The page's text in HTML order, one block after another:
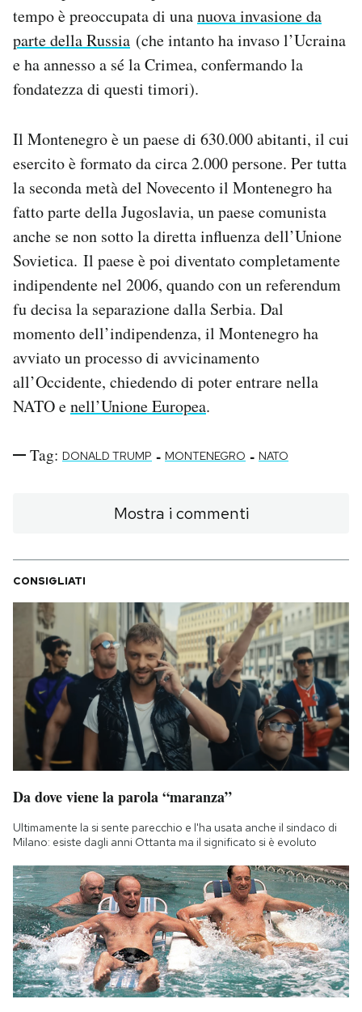
tempo è preoccupata di unanuova invasione da
parte della Russia (che intanto ha invaso l’Ucraina
e ha annesso a sé la Crimea, confermando la
fondatezza di questi timori).
Il Montenegro è un paese di 630.000 abitanti, il cui
esercito è formato da circa 2.000 persone. Per tutta
la seconda metà del Novecento il Montenegro ha
fatto parte della Jugoslavia, un paese comunista
anche se non sotto la diretta influenza dell’Unione
Sovietica. Il paese è poi diventato completamente
indipendente nel 2006, quando con un referendum
fu decisa la separazione dalla Serbia. Dal
momento dell’indipendenza, il Montenegro ha
avviato un processo di avvicinamento
all’Occidente, chiedendo di poter entrare nella
NATO enell’Unione Europea.
Tag: DONALD TRUMP - MONTENEGRO - NATO
Mostra i commenti
CONSIGLIATI
Da dove viene la parola “maranza”
Ultimamente la si sente parecchio e l'ha usata anche il sindaco di
Milano: esiste dagli anni Ottanta ma il significato si è evoluto